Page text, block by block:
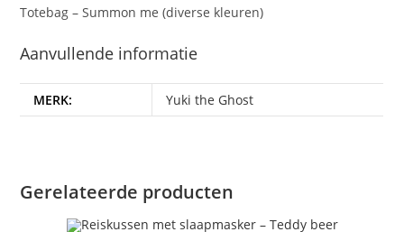
Totebag – Summon me (diverse kleuren)
Aanvullende informatie
MERK: Yuki the Ghost
Gerelateerde producten